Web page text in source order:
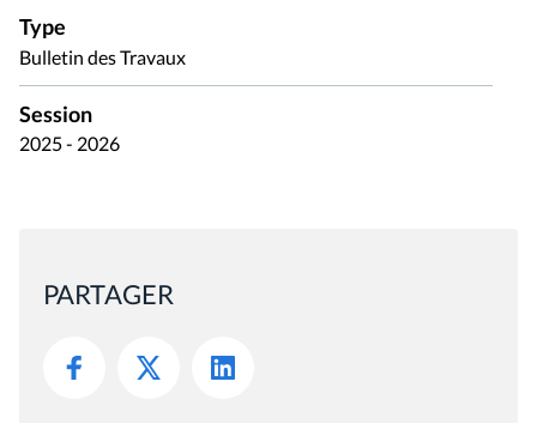
Type
Bulletin des Travaux
Session
2025 - 2026
PARTAGER